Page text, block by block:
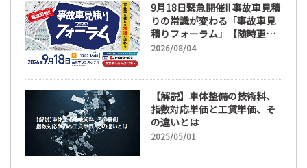
9月18日緊急開催!! 事故車見積
りの常識が変わる「事故車見
積りフォーラム」【随時更
新】
2026/08/04
【解説】車体整備の技術料、
指数対応単価と工賃単価、そ
の違いとは
2025/05/01